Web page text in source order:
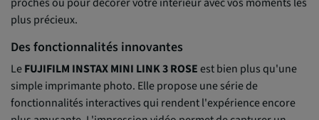
plus précieux.
Des fonctionnalités innovantes
LeFUJIFILM INSTAX MINI LINK 3 ROSEest bien plus qu'une
simple imprimante photo. Elle propose une série de
fonctionnalités interactives qui rendent l'expérience encore